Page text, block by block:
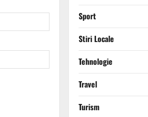
Sport
Stiri Locale
Tehnologie
Travel
Turism